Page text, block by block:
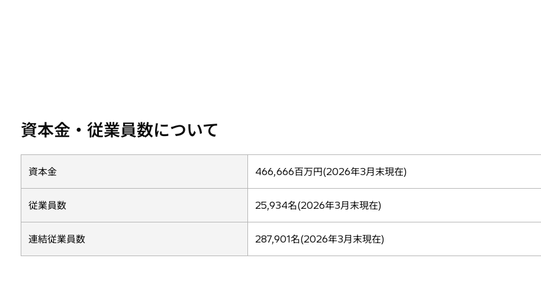
資本金・従業員数について
資本金 466,666百万円(2026年3月末現在)
従業員数 25,934名(2026年3月末現在)
連結従業員数 287,901名(2026年3月末現在)